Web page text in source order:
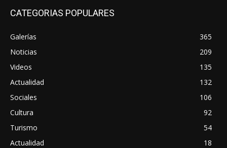
CATEGORIAS POPULARES
Galerías
365
Noticias
209
Videos
135
Actualidad
132
Sociales
106
Cultura
92
Turismo
54
Actualidad
18